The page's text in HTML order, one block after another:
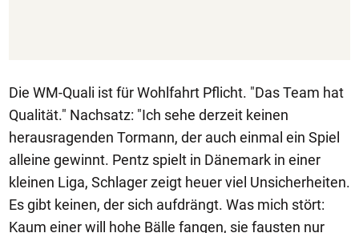
Die WM-Quali ist für Wohlfahrt Pflicht. "Das Team hat
Qualität." Nachsatz: "Ich sehe derzeit keinen
herausragenden Tormann, der auch einmal ein Spiel
alleine gewinnt. Pentz spielt in Dänemark in einer
kleinen Liga, Schlager zeigt heuer viel Unsicherheiten.
Es gibt keinen, der sich aufdrängt. Was mich stört:
Kaum einer will hohe Bälle fangen, sie fausten nur